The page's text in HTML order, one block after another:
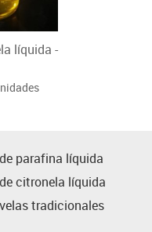
líquida -
parafina líquida
citronela líquida
tradicionales